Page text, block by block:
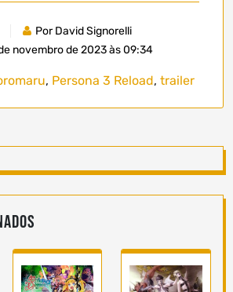
Por David Signorelli
novembro de 2023 às 09:34
, Persona 3 Reload, trailer